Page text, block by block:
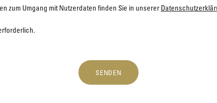
zum Umgang mit Nutzerdaten finden Sie in unserer
SENDEN